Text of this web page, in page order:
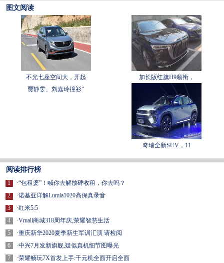
图文阅读
不光七座空间大，开起
加长版红旗H9领衔，
贾静雯、刘嘉玲撞衫"
奇瑞全新SUV，11
阅读排行榜
1
2
3
4
5
6
7
·“包租婆”！喊你去解放碑收租，你去吗？
·诺基亚详解Lumia1020高保真录音
·红米5:5
·Vmall商城318周年庆,荣耀智慧生活
·重庆新华2020夏季新生军训汇演 请检阅
·中兴7月发新旗舰,疑似真机细节图曝光
·荣耀畅玩7X首发上手:千元机全面开启全面